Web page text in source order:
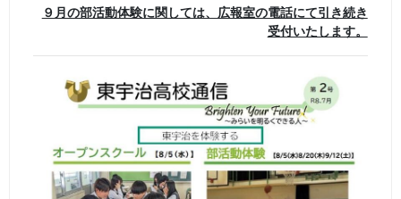
９月の部活動体験に関しては、広報室の電話にて引き続き
受付いたします。